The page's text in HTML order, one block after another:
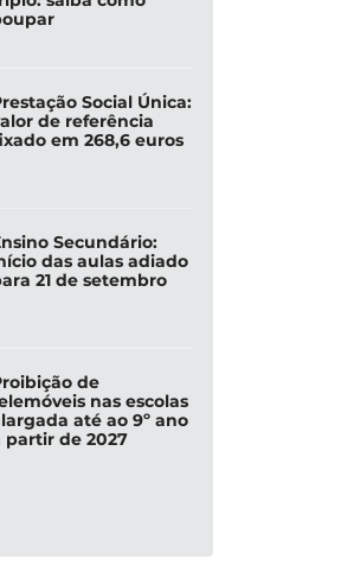
Social Única:
de referência
em 268,6 euros
Secundário:
das aulas adiado
21 de setembro
de
nas escolas
até ao 9º ano
partir de 2027